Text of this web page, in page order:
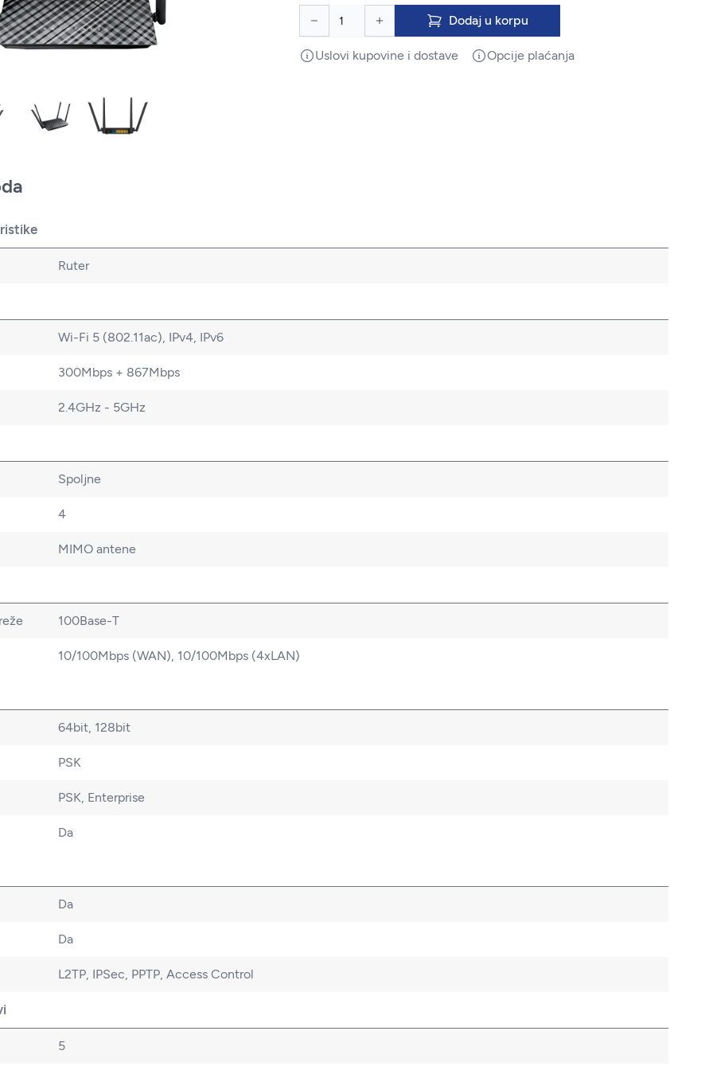
Dodaj u korpu
Uslovi kupovine i dostave Opcije plaćanja
Ruter
Wi-Fi 5 (802.11ac), IPv4, IPv6
300Mbps + 867Mbps
2.4GHz - 5GHz
Spoljne
4
MIMO antene
100Base-T
10/100Mbps (WAN), 10/100Mbps (4xLAN)
64bit, 128bit
PSK
PSK, Enterprise
Da
Da
Da
L2TP, IPSec, PPTP, Access Control
5